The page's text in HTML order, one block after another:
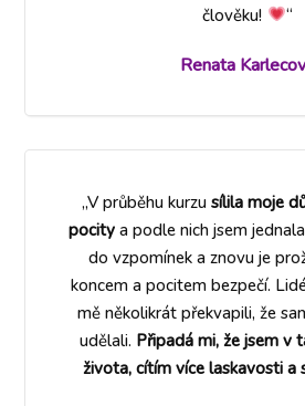
člověku!
“
Renata
„V průběhu kurzu sílila moje
pocity a podle nich jsem
do vzpomínek a znovu je
koncem a pocitem bezpečí.
mě několikrát překvapili, že
udělali. Připadá mi, že jsem v
života, cítím více laskavosti a